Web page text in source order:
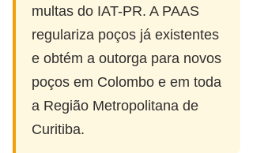
multas do IAT-PR. A PAAS
regulariza poços já existentes
e obtém a outorga para novos
poços em Colombo e em toda
a Região Metropolitana de
Curitiba.